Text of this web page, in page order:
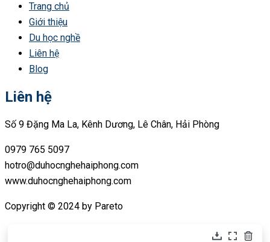
Trang chủ
Giới thiệu
Du học nghề
Liên hệ
Blog
Liên hệ
Số 9 Đặng Ma La, Kênh Dương, Lê Chân, Hải Phòng
0979 765 5097
hotro@duhocnghehaiphong.com
www.duhocnghehaiphong.com
Copyright © 2024 by Pareto